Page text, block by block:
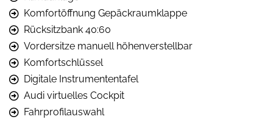
Komfortöffnung Gepäckraumklappe
Rücksitzbank 40:60
Vordersitze manuell höhenverstellbar
Komfortschlüssel
Digitale Instrumententafel
Audi virtuelles Cockpit
Fahrprofilauswahl